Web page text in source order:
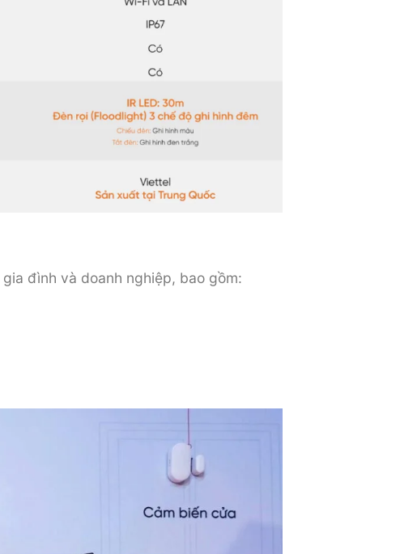
đình và doanh nghiệp, bao gồm: